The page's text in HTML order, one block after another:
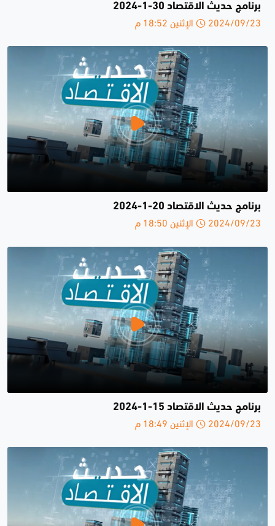
برنامج حديث الاقتصاد 30-1-2024
2024/09/23 الإثنين 18:52 م
برنامج حديث الاقتصاد 20-1-2024
2024/09/23 الإثنين 18:50 م
برنامج حديث الاقتصاد 15-1-2024
2024/09/23 الإثنين 18:49 م